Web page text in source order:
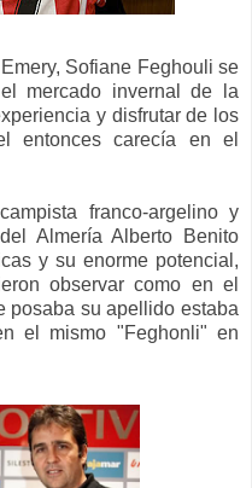
Sofiane Feghouli se
mercado invernal de la
y disfrutar de los
entonces carecía en el
franco-argelino y
del AlmeríaAlberto Benito
y su enorme potencial,
observar como en el
posaba su apellido estaba
el mismo "Feghonli" en